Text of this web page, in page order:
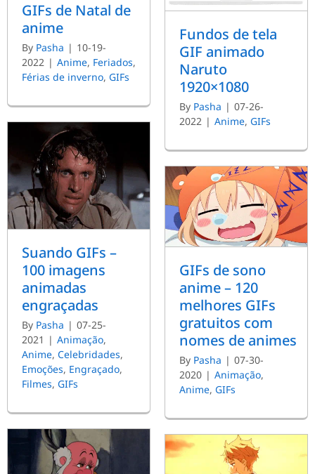
GIFs de Natal de
anime
By Pasha | 10-19-
2022 | Anime, Feriados,
Férias de inverno, GIFs
Fundos de tela
GIF animado
Naruto
1920×1080
By Pasha | 07-26-
2022 | Anime, GIFs
Suando GIFs –
100 imagens
animadas
engraçadas
By Pasha | 07-25-
2021 | Animação,
Anime, Celebridades,
Emoções, Engraçado,
Filmes, GIFs
GIFs de sono
anime – 120
melhores GIFs
gratuitos com
nomes de animes
By Pasha | 07-30-
2020 | Animação,
Anime, GIFs